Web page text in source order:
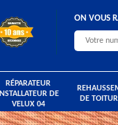
ON VOUS
RÉPARATEUR
INSTALLATEUR DE
VELUX 04
DE